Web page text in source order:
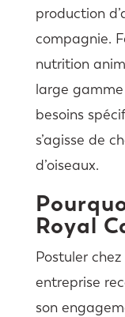
production
compagnie.
nutrition
large
besoins
s’agisse de
d’oiseaux.
Royal
Postuler chez
entreprise
son